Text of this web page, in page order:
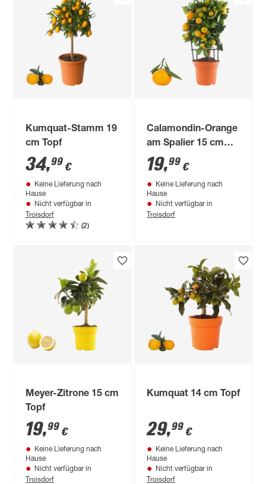
Kumquat-Stamm 19
cm Topf
34,99 €
Keine Lieferung nach
Hause
Nicht verfügbar in
Troisdorf
(2)
Calamondin-Orange
am Spalier 15 cm
Topf
19,99 €
Keine Lieferung nach
Hause
Nicht verfügbar in
Troisdorf
Meyer-Zitrone 15 cm
Topf
19,99 €
Keine Lieferung nach
Hause
Nicht verfügbar in
Troisdorf
Kumquat 14 cm Topf
29,99 €
Keine Lieferung nach
Hause
Nicht verfügbar in
Troisdorf